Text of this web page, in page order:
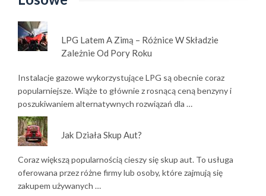
LPG Latem A Zimą – Różnice W Składzie
Zależnie Od Pory Roku
Instalacje gazowe wykorzystujące LPG są obecnie coraz
popularniejsze. Wiąże to głównie z rosnącą ceną benzyny i
poszukiwaniem alternatywnych rozwiązań dla …
Jak Działa Skup Aut?
Coraz większą popularnością cieszy się skup aut. To usługa
oferowana przez różne firmy lub osoby, które zajmują się
zakupem używanych …